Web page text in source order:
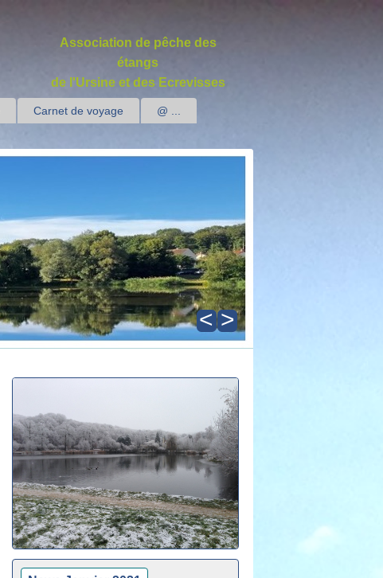
Association de pêche des
étangs
de l'Ursine et des Ecrevisses
Carnet de voyage
@ ...
< >